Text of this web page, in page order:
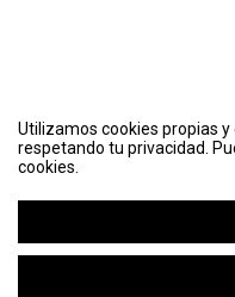
Utilizamos cookies propias
respetando tu privacidad.
cookies.